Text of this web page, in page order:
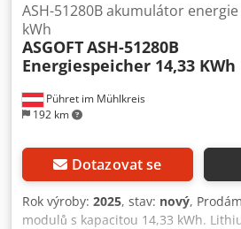
Pühret im Mühlkreis
192 km
ASH-51280B akumulátor energie
kWh
ASGOFTASH-51280B
Energiespeicher 14,33 KWh
Dotazovat se
Rok výroby: 2025, stav: nový,
modulů s kapacitou 14,33 kWh.